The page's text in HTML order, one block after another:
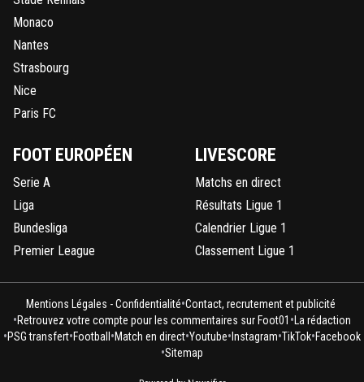
Monaco
Nantes
Strasbourg
Nice
Paris FC
FOOT EUROPÉEN
Serie A
Liga
Bundesliga
Premier League
LIVESCORE
Matchs en direct
Résultats Ligue 1
Calendrier Ligue 1
Classement Ligue 1
Mentions Légales - Confidentialité•Contact, recrutement et publicité
•Retrouvez votre compte pour les commentaires sur Foot01 •La rédaction
•PSG transfert•Football•Match en direct•Youtube•Instagram•TikTok•Facebook
•Sitemap